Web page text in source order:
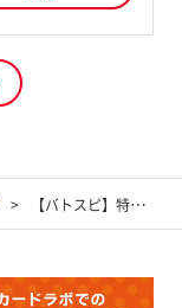
【バトスピ】特☆別☆価☆格【特価祭】